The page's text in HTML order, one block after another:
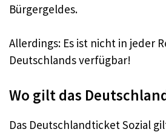
Bürgergeldes.
Allerdings: Es ist nicht in jeder
Deutschlands verfügbar!
Wo gilt das
Das Deutschlandticket Sozial